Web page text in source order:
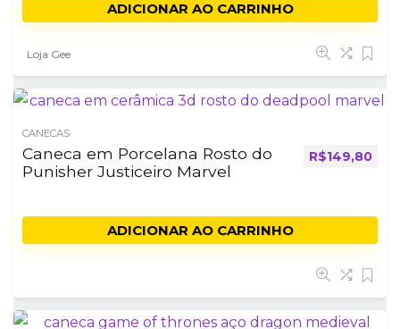
ADICIONAR AO CARRINHO
Loja Gee
CANECAS
Caneca em Porcelana Rosto do
Punisher Justiceiro Marvel
R$149,80
ADICIONAR AO CARRINHO